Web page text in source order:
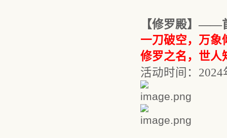
【修罗殿】——
一刀破空，万象
修罗之名，世人
活动时间： 2024